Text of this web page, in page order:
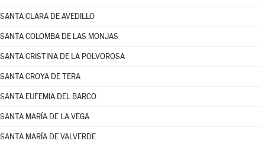
SANTA CLARA DE AVEDILLO
SANTA COLOMBA DE LAS MONJAS
SANTA CRISTINA DE LA POLVOROSA
SANTA CROYA DE TERA
SANTA EUFEMIA DEL BARCO
SANTA MARÍA DE LA VEGA
SANTA MARÍA DE VALVERDE